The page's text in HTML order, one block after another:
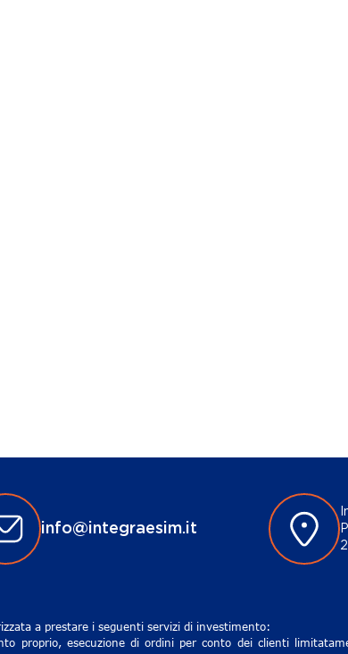
info@integraesim.it
a prestare i seguenti servizi di investimento:
proprio, esecuzione di ordini per conto dei clienti